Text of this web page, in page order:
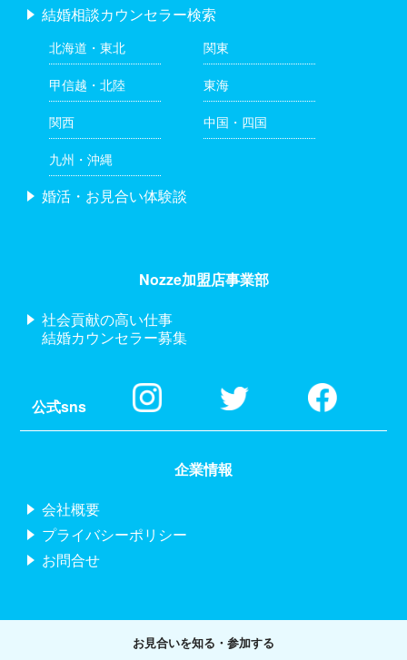
結婚相談カウンセラー検索
北海道・東北 関東
甲信越・北陸 東海
関西 中国・四国
九州・沖縄
婚活・お見合い体験談
Nozze加盟店事業部
社会貢献の高い仕事
結婚カウンセラー募集
公式sns
企業情報
会社概要
プライバシーポリシー
お問合せ
お見合いを知る・参加する